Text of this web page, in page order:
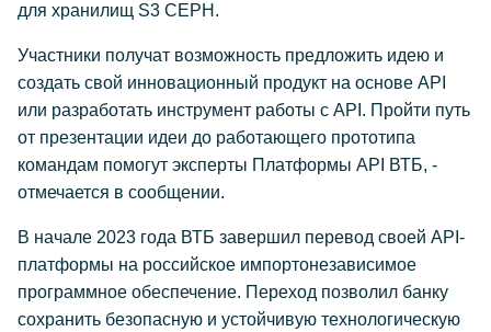
для хранилищ S3 CEPH.
Участники получат возможность предложить идею и
создать свой инновационный продукт на основе API
или разработать инструмент работы с API. Пройти путь
от презентации идеи до работающего прототипа
командам помогут эксперты Платформы API ВТБ, -
отмечается в сообщении.
В начале 2023 года ВТБ завершил перевод своей API-
платформы на российское импортонезависимое
программное обеспечение. Переход позволил банку
сохранить безопасную и устойчивую технологическую